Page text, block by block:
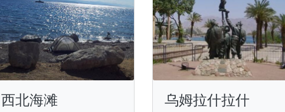
西北海滩 乌姆拉什拉什